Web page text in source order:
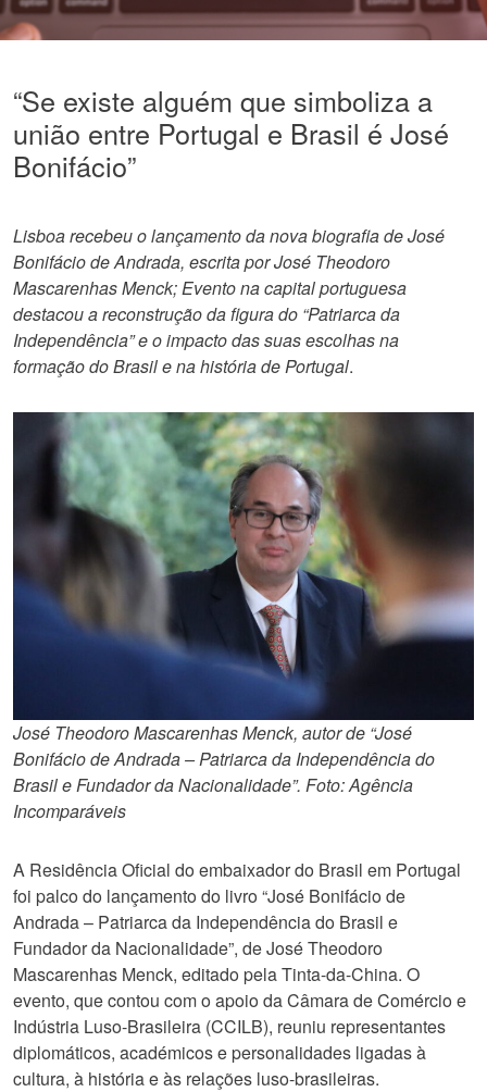
“Se existe alguém que simboliza a
união entre Portugal e Brasil é José
Bonifácio”
Lisboa recebeu o lançamento da nova biografia de José
Bonifácio de Andrada, escrita por José Theodoro
Mascarenhas Menck; Evento na capital portuguesa
destacou a reconstrução da figura do “Patriarca da
Independência” e o impacto das suas escolhas na
formação do Brasil e na história de Portugal.
José Theodoro Mascarenhas Menck, autor de “José
Bonifácio de Andrada – Patriarca da Independência do
Brasil e Fundador da Nacionalidade”. Foto: Agência
Incomparáveis
A Residência Oficial do embaixador do Brasil em Portugal
foi palco do lançamento do livro “José Bonifácio de
Andrada – Patriarca da Independência do Brasil e
Fundador da Nacionalidade”, de José Theodoro
Mascarenhas Menck, editado pela Tinta-da-China. O
evento, que contou com o apoio da Câmara de Comércio e
Indústria Luso-Brasileira (CCILB), reuniu representantes
diplomáticos, académicos e personalidades ligadas à
cultura, à história e às relações luso-brasileiras.